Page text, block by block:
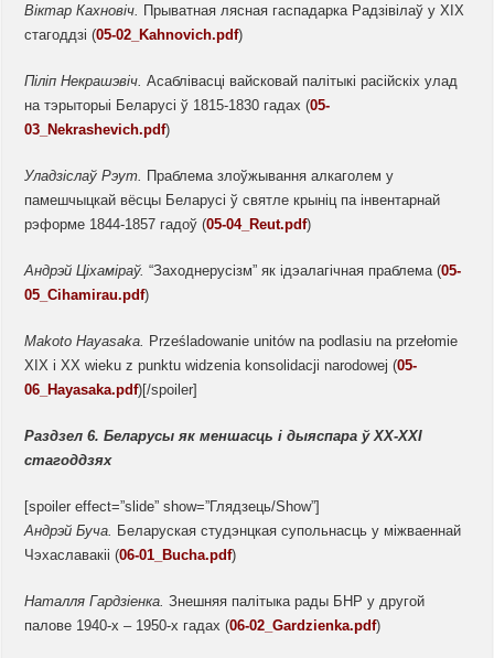
Віктар Кахновіч. Прыватная лясная гаспадарка Радзівілаў у ХІХ
стагоддзі (05-02_Kahnovich.pdf)
Піліп Некрашэвіч.Асаблівасці вайсковай палітыкі расійскіх улад
на тэрыторыі Беларусі ў 1815-1830 гадах (05-
03_Nekrashevich.pdf)
Уладзіслаў Рэут. Праблема злоўжывання алкаголем у
памешчыцкай вёсцы Беларусі ў святле крыніц па інвентарнай
рэформе 1844-1857 гадоў (05-04_Reut.pdf)
Андрэй Ціхаміраў.“Заходнерусізм” як ідэалагічная праблема (05-
05_Cihamirau.pdf)
MakotoHayasaka Prześladowanie unitów na podlasiu na przełomie
XIX i XX wieku z punktu widzenia konsolidacji narodowej (05-
06_Hayasaka.pdf)[/spoiler]
Раздзел 6. Беларусы якменшасць ідыяспараў ХХ-ХХІ
стагоддзях
[spoiler effect=”slide” show=”Глядзець/Show”]
Андрэй Буча. Беларуская студэнцкая супольнасць у міжваеннай
Чэхаславакіі (06-01_Bucha.pdf)
НаталляГардзіенка.Знешняя палітыка рады БНР у другой
палове 1940-х – 1950-х гадах (06-02_Gardzienka.pdf)